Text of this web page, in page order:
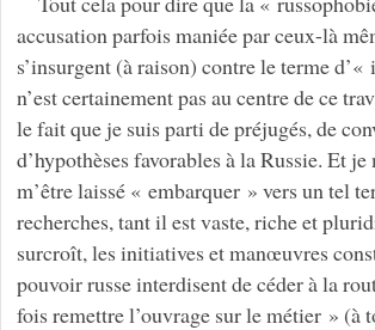
accusation parfois maniée par ceux-là
s’insurgent (à raison) contre le terme
n’est certainement pas au centre de ce
le fait que je suis parti de préjugés, de
d’hypothèses favorables à la Russie. Et
m’être laissé « embarquer » vers un tel
recherches, tant il est vaste, riche et
surcroît, les initiatives et manœuvres
pouvoir russe interdisent de céder à la
fois remettre l’ouvrage sur le métier » (à